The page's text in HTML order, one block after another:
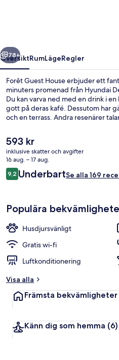
Nästa
78+
ÖversiktRumLägeRegler
Forêt Guest House erbjuder ett
minuters promenad från Hyundai
Du kan varva ned med en drink i
gott på deras kafé. Dessutom har
och en terrass. Andra resenärer
det 5 minuter att gå och till Sinsa
Det
nuvarande
priset
är
593 kr
593 kr
inklusive skatter och avgifter
16 aug. – 17 aug.
Recensioner
9,29,2 av 10,
UnderbartSe alla 169
Populära
Husdjursvänligt
Gratis wi-fi
Luftkonditionering
Visa alla
Främsta bekvämligheter
Känn dig som hemma (6)